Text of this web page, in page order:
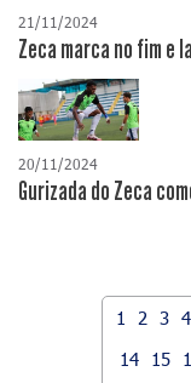
21/11/2024
Zeca marca no fim e
20/11/2024
Gurizada do Zeca
1 2 3 4
14
15